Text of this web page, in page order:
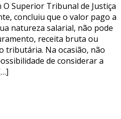
Superior Tribunal de Justiça
concluiu que o valor pago a
natureza salarial, não pode
receita bruta ou
tributária. Na ocasião, não
de considerar a